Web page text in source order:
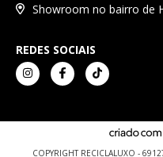
Showroom no bairro de
REDES SOCIAIS
COPYRIGHT RECICLALUXO -